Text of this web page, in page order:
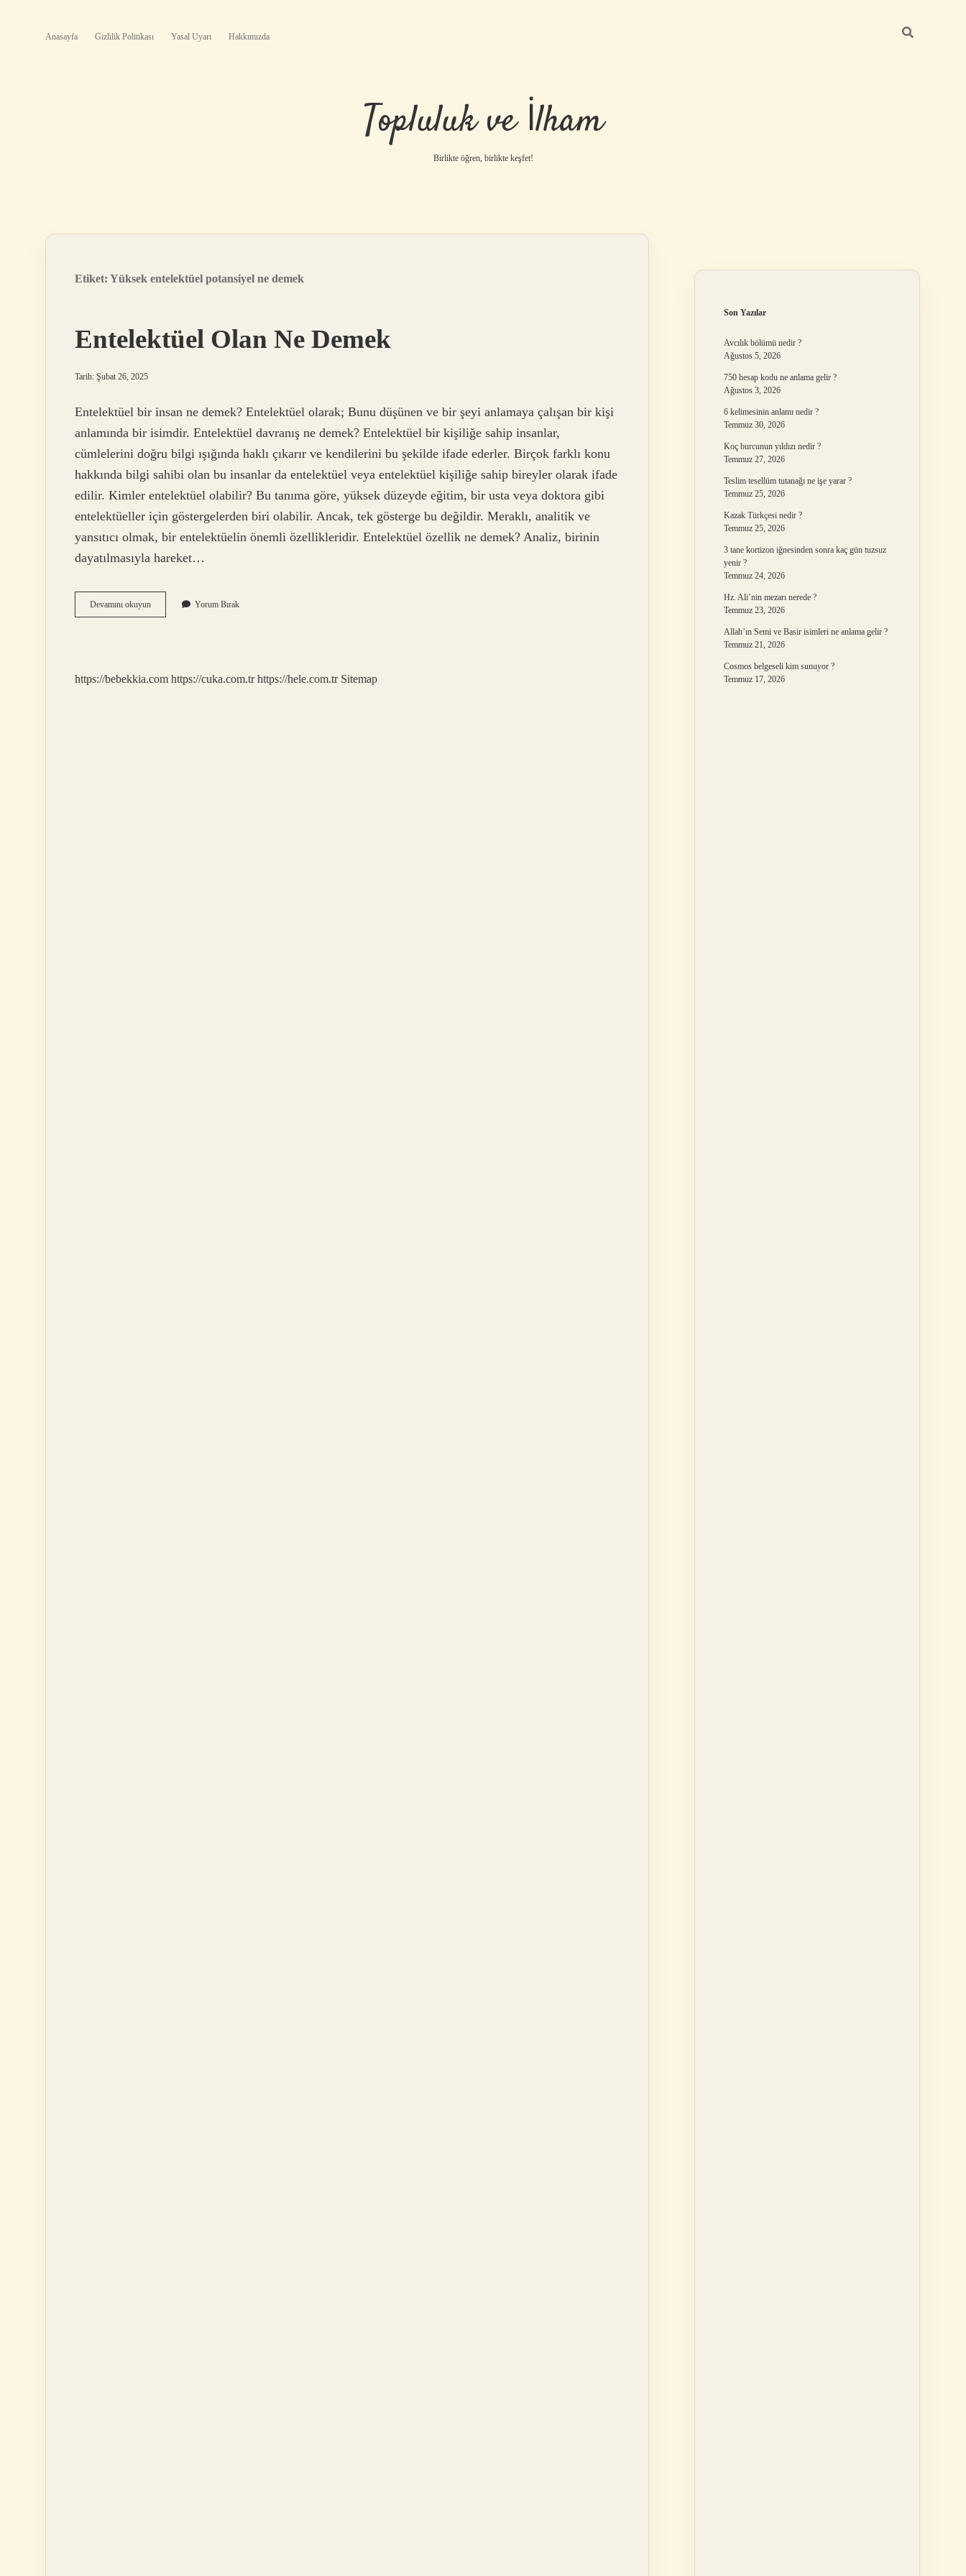
Anasayfa Gizlilik Politikası Yasal Uyarı Hakkımızda
Topluluk ve İlham
Birlikte öğren, birlikte keşfet!
Etiket: Yüksek entelektüel potansiyel ne demek
Entelektüel Olan Ne Demek
Tarih: Şubat 26, 2025
Entelektüel bir insan ne demek? Entelektüel olarak; Bunu düşünen ve bir şeyi anlamaya çalışan bir kişi
anlamında bir isimdir. Entelektüel davranış ne demek? Entelektüel bir kişiliğe sahip insanlar,
cümlelerini doğru bilgi ışığında haklı çıkarır ve kendilerini bu şekilde ifade ederler. Birçok farklı konu
hakkında bilgi sahibi olan bu insanlar da entelektüel veya entelektüel kişiliğe sahip bireyler olarak ifade
edilir. Kimler entelektüel olabilir? Bu tanıma göre, yüksek düzeyde eğitim, bir usta veya doktora gibi
entelektüeller için göstergelerden biri olabilir. Ancak, tek gösterge bu değildir. Meraklı, analitik ve
yansıtıcı olmak, bir entelektüelin önemli özellikleridir. Entelektüel özellik ne demek? Analiz, birinin
dayatılmasıyla hareket…
Devamını okuyunEntelektüel
Olan
Yorum Bırak
https://bebekkia.com https://cuka.com.tr https://hele.com.tr Sitemap
Son Yazılar
Avcılık bölümü nedir ?
Ağustos 5, 2026
750 hesap kodu ne anlama gelir ?
Ağustos 3, 2026
6 kelimesinin anlamı nedir ?
Temmuz 30, 2026
Koç burcunun yıldızı nedir ?
Temmuz 27, 2026
Teslim tesellüm tutanağı ne işe yarar ?
Temmuz 25, 2026
Kazak Türkçesi nedir ?
Temmuz 25, 2026
3 tane kortizon iğnesinden sonra kaç gün tuzsuz
yenir ?
Temmuz 24, 2026
Hz. Ali’nin mezarı nerede ?
Temmuz 23, 2026
Allah’ın Semi ve Basir isimleri ne anlama gelir ?
Temmuz 21, 2026
Cosmos belgeseli kim sunuyor ?
Temmuz 17, 2026